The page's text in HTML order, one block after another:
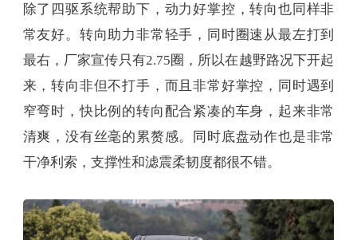
除了四驱系统帮助下，动力好掌控，转向也同样非
常友好。转向助力非常轻手，同时圈速从最左打到
最右，厂家宣传只有2.75圈，所以在越野路况下开起
来，转向非但不打手，而且非常好掌控，同时遇到
窄弯时，快比例的转向配合紧凑的车身，起来非常
清爽，没有丝毫的累赘感。同时底盘动作也是非常
干净利索，支撑性和滤震柔韧度都很不错。